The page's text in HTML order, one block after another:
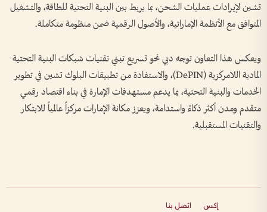
تشين لإيرادات عمليات الشحن، بما يربط بين البنية التحتية للطاقة، والتشغيل
المتوافق مع الأنظمة الإماراتية، والأصول الرقمية ضمن منظومة متكاملة.
ويعكس هذا التعاون توجه دبي نحو تسريع تبني تقنيات شبكات البنية التحتية
المادية اللامركزية (DePIN)، والاستفادة من تطبيقات البلوك تشين في تطوير
الخدمات والبنية التحتية، بما يدعم مستهدفات الإمارة في بناء اقتصاد رقمي
متقدم ومدن أكثر ذكاءً واستدامة، ويعزز مكانة الإمارات مركزاً عالمياً للابتكار
والتقنيات المستقبلية.
إكس اتصل بنا